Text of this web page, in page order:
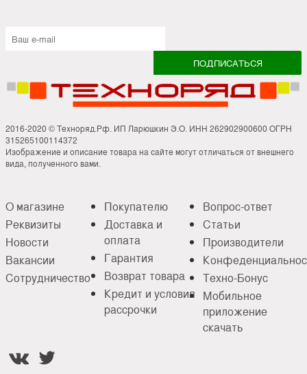
2016-2020 © Техноряд.Рф. ИП Ларюшкин Э.О. ИНН 262902900600 ОГРН
315265100114372
Изображение и описание товара на сайте могут отличаться от внешнего
вида, полученного вами.
О магазине
Реквизиты
Новости
Вакансии
Сотрудничество
Покупателю
Доставка и
оплата
Гарантия
Возврат товара
Кредит и условия
рассрочки
Вопрос-ответ
Статьи
Производители
Техно-Бонус
Мобильное
приложение
скачать
 